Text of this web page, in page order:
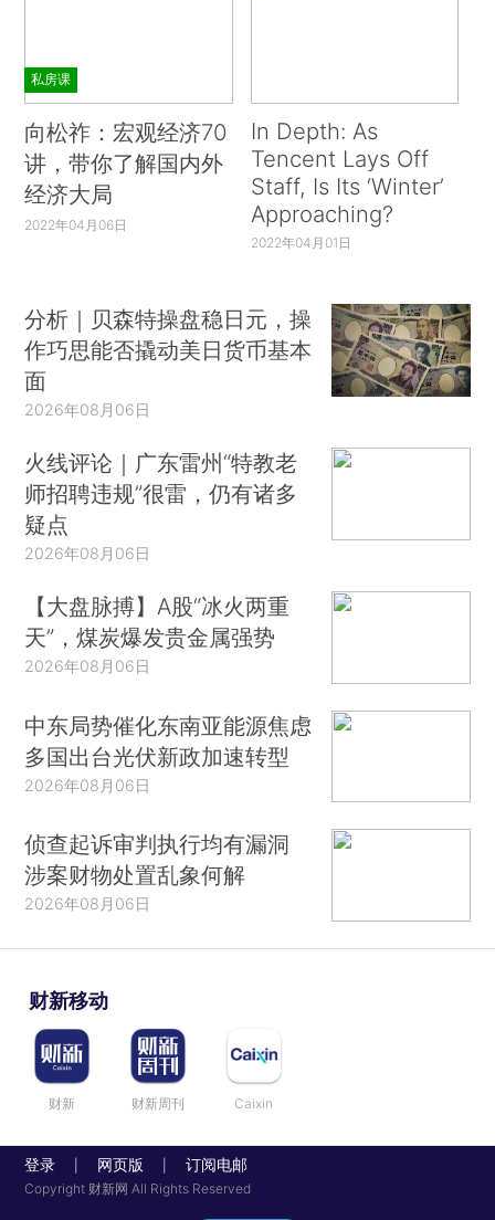
私房课
向松祚：宏观经济70
讲，带你了解国内外
经济大局
2022年04月06日
In Depth: As
Tencent Lays Off
Staff, Is Its ‘Winter’
Approaching?
2022年04月01日
分析｜贝森特操盘稳日元，操
作巧思能否撬动美日货币基本
面
2026年08月06日
火线评论｜广东雷州“特教老
师招聘违规”很雷，仍有诸多
疑点
2026年08月06日
【大盘脉搏】A股“冰火两重
天”，煤炭爆发贵金属强势
2026年08月06日
中东局势催化东南亚能源焦虑
多国出台光伏新政加速转型
2026年08月06日
侦查起诉审判执行均有漏洞
涉案财物处置乱象何解
2026年08月06日
财新移动
财新 财新周刊 Caixin
登录 网页版 订阅电邮
Copyright 财新网 All Rights Reserved